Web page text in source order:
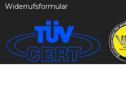
Widerrufsformular